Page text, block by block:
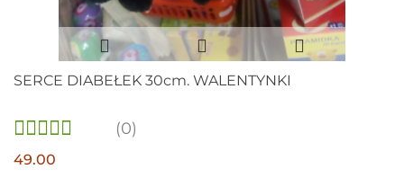
SERCE DIABEŁEK 30cm. WALENTYNKI
(0)
49.00